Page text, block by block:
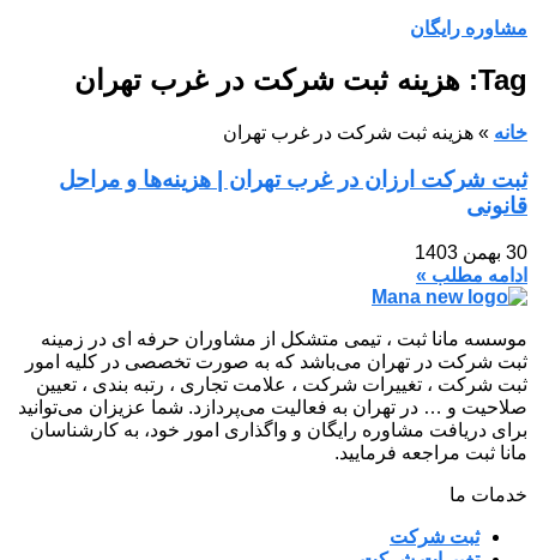
مشاوره رایگان
Tag: هزینه ثبت شرکت در غرب تهران
خانه » هزینه ثبت شرکت در غرب تهران
ثبت شرکت ارزان در غرب تهران | هزینه‌ها و مراحل
قانونی
30 بهمن 1403
ادامه مطلب »
موسسه مانا ثبت ، تیمی متشکل از مشاوران حرفه ای در زمینه
ثبت شرکت در تهران می‌باشد که به صورت تخصصی در کلیه امور
ثبت شرکت ، تغییرات شرکت ، علامت تجاری ، رتبه بندی ، تعیین
صلاحیت و … در تهران به فعالیت می‌پردازد. شما عزیزان می‌توانید
برای دریافت مشاوره رایگان و واگذاری امور خود، به کارشناسان
مانا ثبت مراجعه فرمایید.
خدمات ما
ثبت شرکت